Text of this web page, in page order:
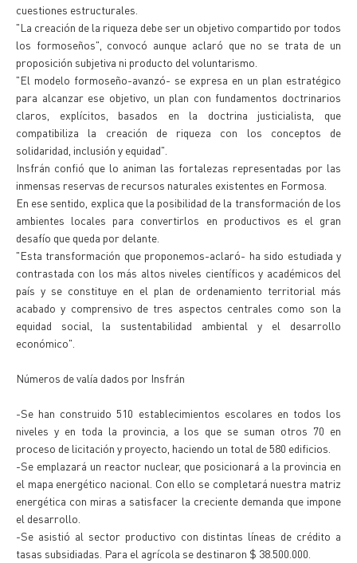
cuestiones estructurales.
"La creación de la riqueza debe ser un objetivo compartido por todos
los formoseños", convocó aunque aclaró que no se trata de un
proposición subjetiva ni producto del voluntarismo.
"El modelo formoseño-avanzó- se expresa en un plan estratégico
para alcanzar ese objetivo, un plan con fundamentos doctrinarios
claros, explícitos, basados en la doctrina justicialista, que
compatibiliza la creación de riqueza con los conceptos de
solidaridad, inclusión y equidad".
Insfrán confió que lo animan las fortalezas representadas por las
inmensas reservas de recursos naturales existentes en Formosa.
En ese sentido, explica que la posibilidad de la transformación de los
ambientes locales para convertirlos en productivos es el gran
desafío que queda por delante.
"Esta transformación que proponemos-aclaró- ha sido estudiada y
contrastada con los más altos niveles científicos y académicos del
país y se constituye en el plan de ordenamiento territorial más
acabado y comprensivo de tres aspectos centrales como son la
equidad social, la sustentabilidad ambiental y el desarrollo
económico".
Números de valía dados por Insfrán
-Se han construido 510 establecimientos escolares en todos los
niveles y en toda la provincia, a los que se suman otros 70 en
proceso de licitación y proyecto, haciendo un total de 580 edificios.
-Se emplazará un reactor nuclear, que posicionará a la provincia en
el mapa energético nacional. Con ello se completará nuestra matriz
energética con miras a satisfacer la creciente demanda que impone
el desarrollo.
-Se asistió al sector productivo con distintas líneas de crédito a
tasas subsidiadas. Para el agrícola se destinaron $ 38.500.000.